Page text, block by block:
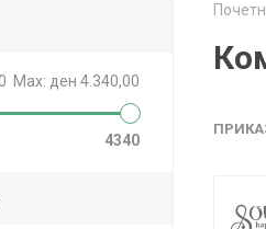
Max: ден 4.340,00
4340